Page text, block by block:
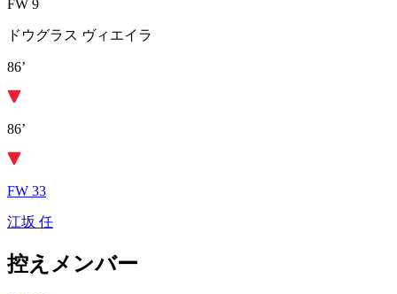
FW 9
ドウグラス ヴィエイラ
86’
86’
FW 33
江坂 任
控えメンバー